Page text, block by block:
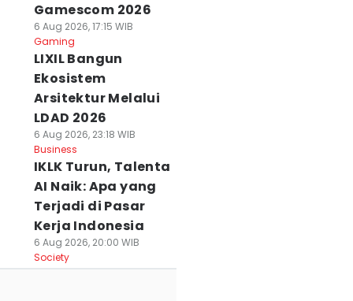
Gamescom 2026
6 Aug 2026, 17:15 WIB
Gaming
LIXIL Bangun
Ekosistem
Arsitektur Melalui
LDAD 2026
6 Aug 2026, 23:18 WIB
Business
IKLK Turun, Talenta
AI Naik: Apa yang
Terjadi di Pasar
Kerja Indonesia
6 Aug 2026, 20:00 WIB
Society